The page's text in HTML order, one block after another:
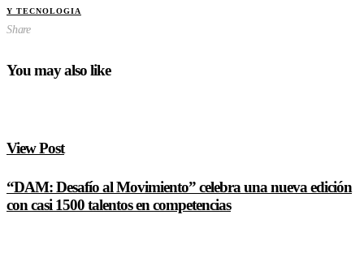
Y TECNOLOGIA
Share
You may also like
View Post
“DAM: Desafío al Movimiento” celebra una nueva edición
con casi 1500 talentos en competencias